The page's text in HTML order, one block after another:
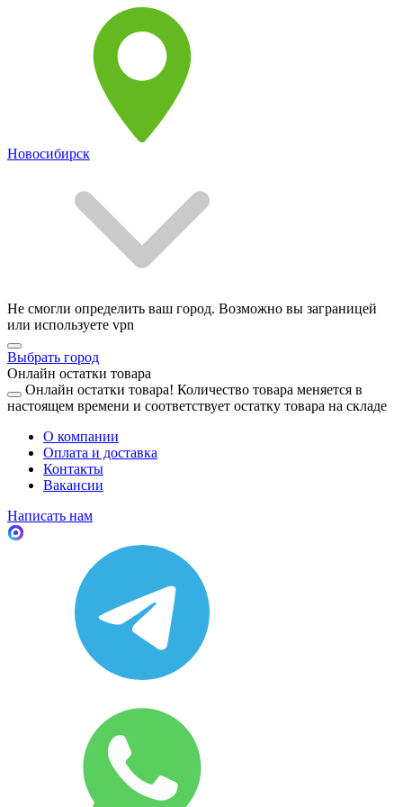
Новосибирск
Не смогли определить ваш город. Возможно вы заграницей
или используете vpn
Выбрать город
Онлайн остатки товара
Онлайн остатки товара! Количество товара меняется в
настоящем времени и соответствует остатку товара на складе
О компании
Оплата и доставка
Контакты
Вакансии
Написать нам